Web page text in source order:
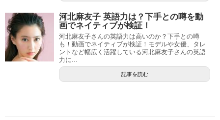
河北麻友子 英語力は？下手との噂を動
画でネイティブが検証！
河北麻友子さんの英語力は高いのか？下手との噂
も！動画でネイティブが検証！モデルや女優、タレ
ントなど幅広く活躍している河北麻友子さんの英語
力に...
記事を読む